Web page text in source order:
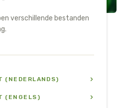
verschillende bestanden
(NEDERLANDS)
(ENGELS)